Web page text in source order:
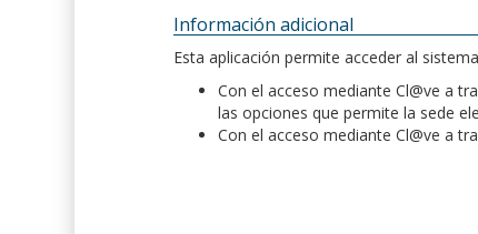
Información adicional
Esta aplicación permite acceder al
Con el acceso mediante Cl@ve a
las opciones que permite la sede
Con el acceso mediante Cl@ve a